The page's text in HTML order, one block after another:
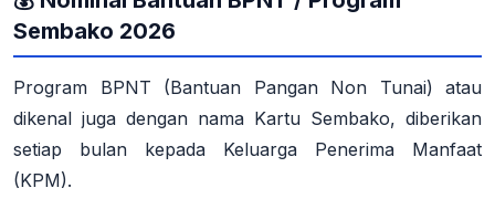
Sembako 2026
Program BPNT (Bantuan Pangan Non Tunai) atau
dikenal juga dengan nama Kartu Sembako, diberikan
setiap bulan kepada Keluarga Penerima Manfaat
(KPM).